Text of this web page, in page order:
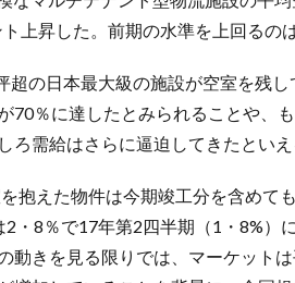
上昇した。前期の水準を上回るの
超の日本最大級の施設が空室を残
70％に達したとみられることや、
ろ需給はさらに逼迫してきたといえ
抱えた物件は今期竣工分を含めて
・8％で17年第2四半期（1・8%）
動きを見る限りでは、マーケット